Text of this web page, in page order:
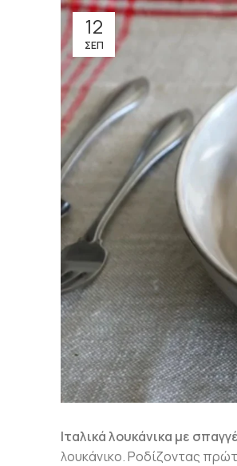
12
ΣΕΠ
Ιταλικά λουκάνικα με
λουκάνικο. Ροδίζοντας